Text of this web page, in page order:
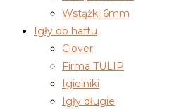
Wstążki 6mm
Igły do haftu
Clover
Firma TULIP
Igielniki
Igły długie